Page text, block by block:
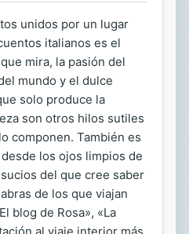
unidos por un lugar
italianos es el
mira, la pasión del
mundo y el dulce
solo produce la
son otros hilos sutiles
componen. También es
los ojos limpios de
del que cree saber
de los que viajan
blog de Rosa», «La
al viaje interior más